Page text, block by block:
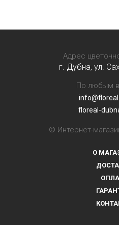
Адрес
г. Дубна, ул.
По любым
floreal-
© Интернет-
О